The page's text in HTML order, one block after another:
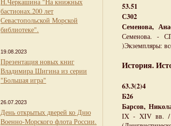
бастионах.200 лет
Севастопольской Морской
библиотеке".
19.08.2023
Презентация новых книг
Владимира Шигина из серии
"Большая игра"
26.07.2023
День открытых дверей ко Дню
Военно-Морского флота России.
53.51
С302
Семенова,
Семенова. -
)Экземпляры:
История.
63.3(2)4
Б26
Барсов,
IX - XIV вв.